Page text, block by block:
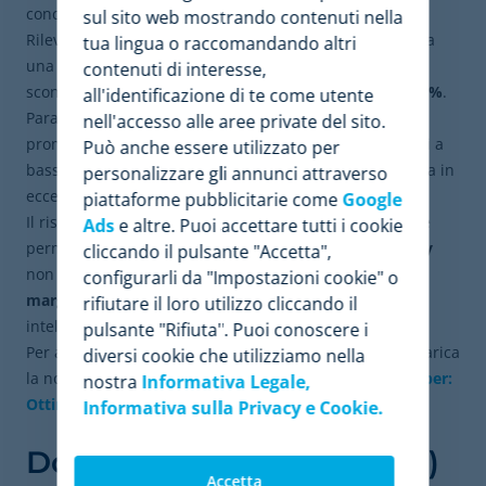
concorrente principale subisce una rottura di stock.
Rilevando questa scarsità sul mercato, il retailer applica
una regola di business automatizzata che riduce il suo
sconto pianificato per quei televisoridal 20% a solo il 5%.
Parallelamente, lo strumento suggerisce di applicare le
promozioni più aggressive unicamente su quei prodotti a
bassa rotazione (classificazione C) dove c'è una giacenza in
eccesso.
Il risultato è un flusso di lavoro altamente efficiente che
permette unaconservazione assoluta del brand equity
non svendendo l'inventario premium,proteggendo il
margine commerciale nettoe bilanciando in modo
intelligente il carico sui server del negozio online.
Per approfondire le meccaniche di queste strategie, scarica
la nostra risorsa completa sull'argomento nel
Whitepaper:
Ottimizza le tue Promozioni nel Retail.
Domande Frequenti (FAQ)
sul sito web mostrando contenuti nella
tua lingua o raccomandando altri
contenuti di interesse,
all'identificazione di te come utente
nell'accesso alle aree private del sito.
Può anche essere utilizzato per
personalizzare gli annunci attraverso
piattaforme pubblicitarie come Google
Adse altre. Puoi accettare tutti i cookie
cliccando il pulsante "Accetta",
configurarli da "Impostazioni cookie" o
rifiutare il loro utilizzo cliccando il
pulsante "Rifiuta". Puoi conoscere i
diversi cookie che utilizziamo nella
nostra Informativa Legale,
Informativa sulla Privacy e Cookie.
Accetta